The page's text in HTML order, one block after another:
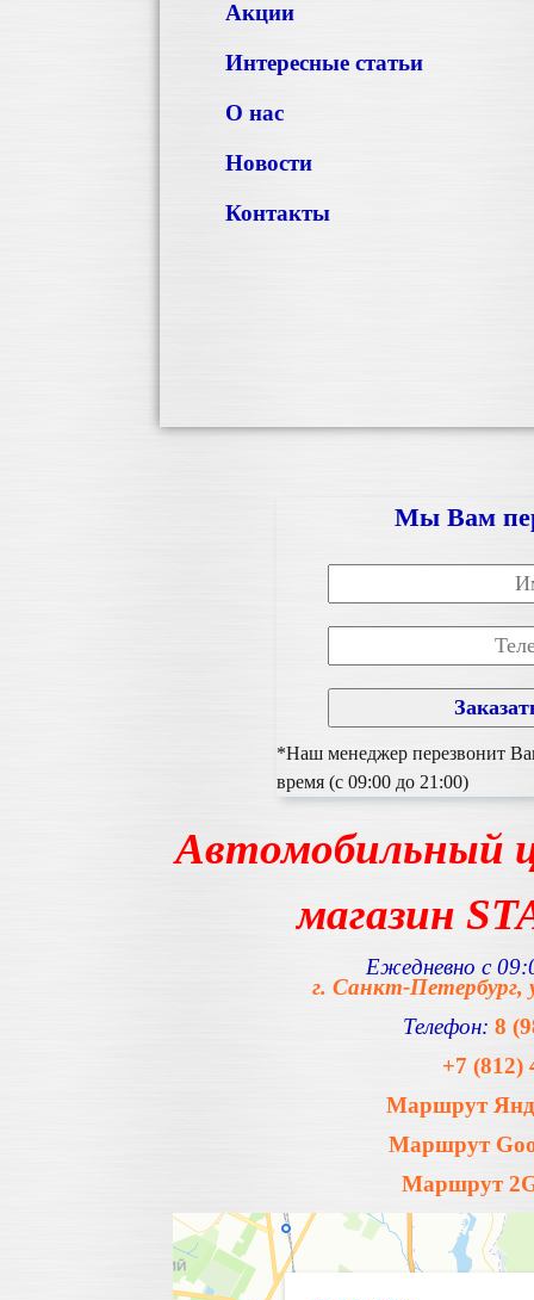
Акции
Интересные статьи
О нас
Новости
Контакты
Мы Вам
*Наш менеджер перезвонит
время (с 09:00 до 21:00)
Автомобильный
магазин
Ежедневно с
г. Санкт-Петербург,
Телефон: 8
+7 (812)
Маршрут
Маршрут
Маршрут